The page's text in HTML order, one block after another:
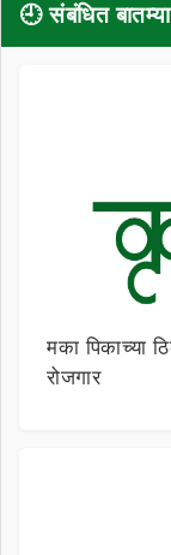
🕘 संबंधित बातम्या
मका पिकाच्या
रोजगार